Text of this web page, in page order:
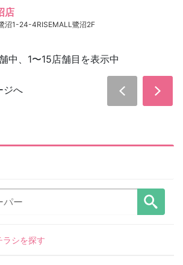
店
沼1-24-4RISEMALL鷺沼2F
中、1〜15店舗目を表示中
ジへ
ラシを探す